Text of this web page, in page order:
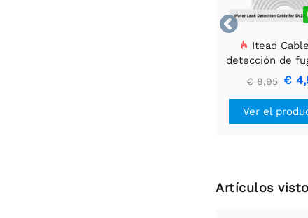

Itead
detección de
agua Sonoff
€ 8,95 €
Ver el
Artículos